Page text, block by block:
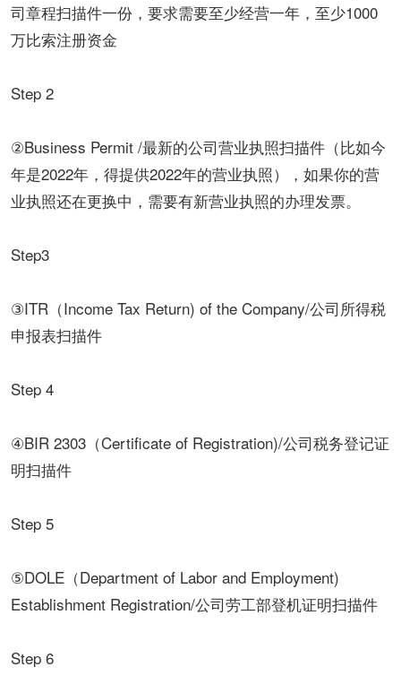
司章程扫描件一份，要求需要至少经营一年，至少1000
万比索注册资金
Step 2
②Business Permit /最新的公司营业执照扫描件（比如今
年是2022年，得提供2022年的营业执照），如果你的营
业执照还在更换中，需要有新营业执照的办理发票。
Step3
③ITR（Income Tax Return) of the Company/公司所得税
申报表扫描件
Step 4
④BIR 2303（Certificate of Registration)/公司税务登记证
明扫描件
Step 5
⑤DOLE（Department of Labor and Employment)
Establishment Registration/公司劳工部登机证明扫描件
Step 6